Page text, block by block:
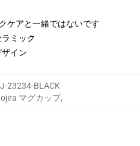
ケアと一緒ではないです
ミック
イン
23234-BLACK
マグカップ,